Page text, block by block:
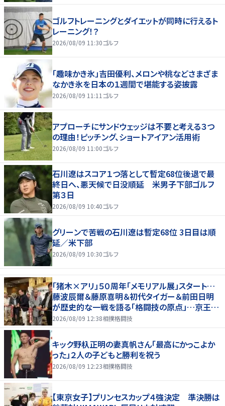
ゴルフトレーニングとダイエットが同時に行えるト
レーニング！？
2026/08/09 11:30ゴルフ
「趣味かき氷」吉田優利、メロンや桃などさまざま
なかき氷を日本の１週間で堪能する姿披露
2026/08/09 11:11 ゴルフ
アプローチにサンドウェッジは不要と考える３つ
の理由！ピッチング、ショートアイアン活用術
2026/08/09 11:00ゴルフ
石川遼はスコア１つ落として暫定68位後退で最
終日へ、悪天候で日没順延 米男子下部ゴルフ
第３日
2026/08/09 10:40ゴルフ
グリーンで苦戦の石川遼は暫定68位 3日目は順
延／米下部
2026/08/09 10:30ゴルフ
「猪木×アリ」５０周年「メモリアル展」スタート…
藤波辰爾＆藤原喜明＆初代タイガー＆前田日明
が歴史的な一戦を語る「格闘技の原点」…京王プ
ラザホテルで３１日まで
2026/08/09 12:38相撲格闘技
キック野杁正明の妻真帆さん「最高にかっこよか
った」２人の子どもと勝利を祝う
2026/08/09 12:23相撲格闘技
【東京女子】プリンセスカップ４強決定 準決勝は